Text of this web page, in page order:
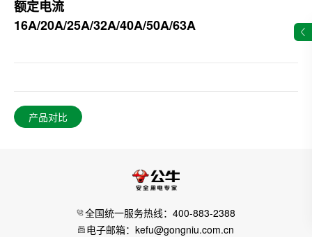
额定电流
16A/20A/25A/32A/40A/50A/63A
产品对比
全国统一服务热线：400-883-2388
电子邮箱：kefu@gongniu.com.cn